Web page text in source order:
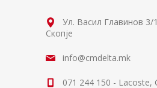
Ул. Васил Главинов 3/
Скопје
info@cmdelta.mk
071 244 150 - Lacoste,